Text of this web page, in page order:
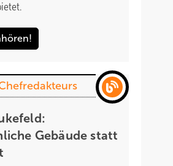
Gebäude statt